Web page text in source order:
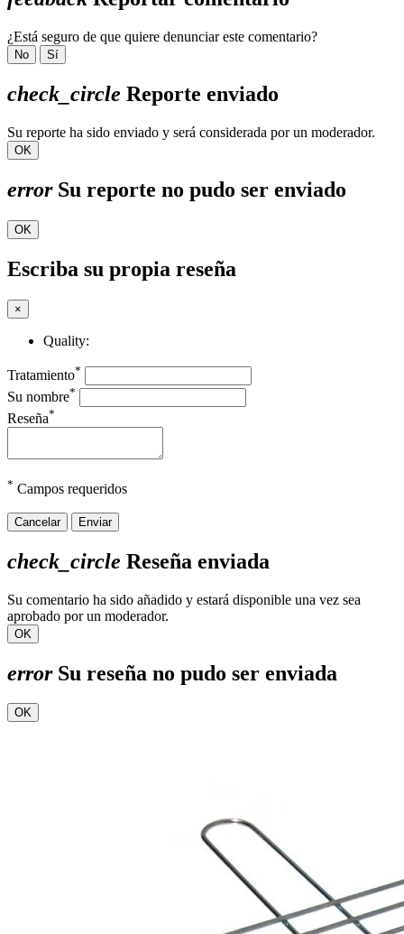
¿Está seguro de que quiere denunciar este comentario?
No Sí
check_circle Reporte enviado
Su reporte ha sido enviado y será considerada por un moderador.
OK
errorSu reporte no pudo ser enviado
OK
Escriba su propia reseña
×
Quality:
Tratamiento*
Su nombre*
Reseña*
* Campos requeridos
Cancelar Enviar
check_circle Reseña enviada
Su comentario ha sido añadido y estará disponible una vez sea
aprobado por un moderador.
OK
errorSu reseña no pudo ser enviada
OK